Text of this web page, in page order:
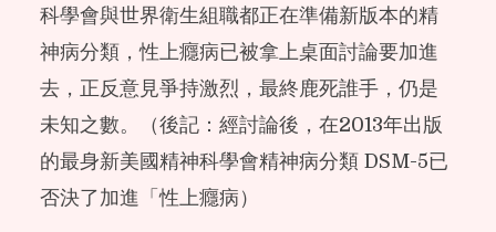
科學會與世界衛生組職都正在準備新版本的精
神病分類，性上癮病已被拿上桌面討論要加進
去，正反意見爭持激烈，最終鹿死誰手，仍是
未知之數。（後記：經討論後，在2013年出版
的最身新美國精神科學會精神病分類 DSM-5已
否決了加進「性上癮病）